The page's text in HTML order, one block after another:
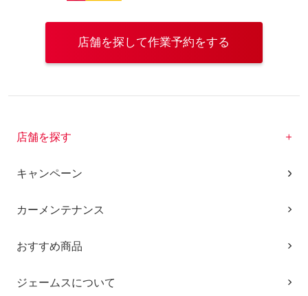
店舗を探して作業予約をする
店舗を探す
キャンペーン
カーメンテナンス
おすすめ商品
ジェームスについて